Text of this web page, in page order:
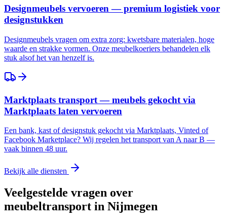
Designmeubels vervoeren — premium logistiek voor
designstukken
Designmeubels vragen om extra zorg: kwetsbare materialen, hoge
waarde en strakke vormen. Onze meubelkoeriers behandelen elk
stuk alsof het van henzelf is.
Marktplaats transport — meubels gekocht via
Marktplaats laten vervoeren
Een bank, kast of designstuk gekocht via Marktplaats, Vinted of
Facebook Marketplace? Wij regelen het transport van A naar B —
vaak binnen 48 uur.
Bekijk alle diensten
Veelgestelde vragen over
meubeltransport in Nijmegen